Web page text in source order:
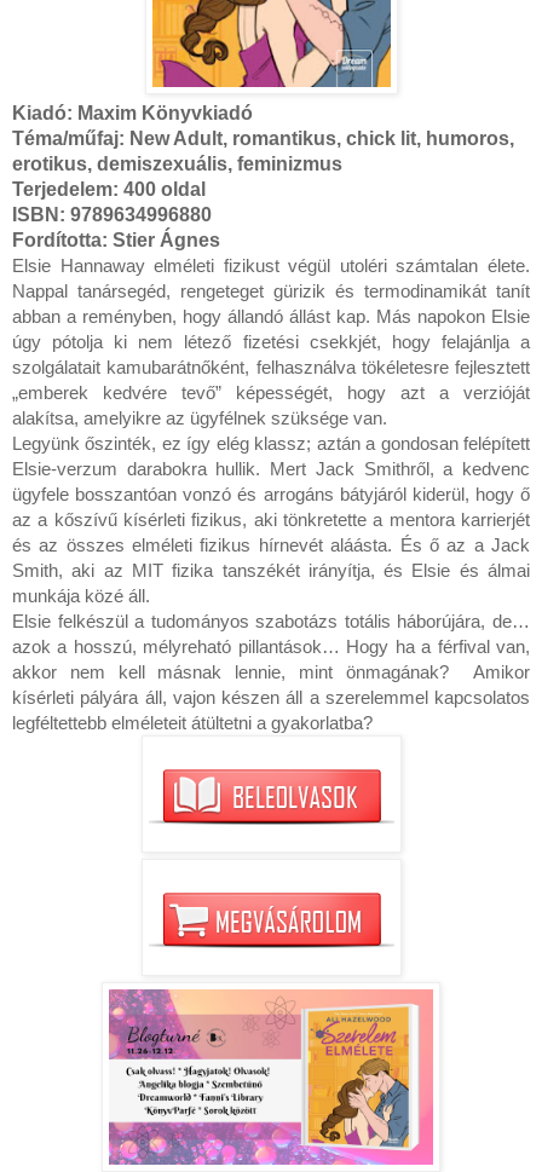
Kiadó: Maxim Könyvkiadó
Téma/műfaj: New Adult, romantikus, chick lit, humoros,
erotikus, demiszexuális, feminizmus
Terjedelem: 400 oldal
ISBN: 9789634996880
Fordította: Stier Ágnes
Elsie Hannaway elméleti fizikust végül utoléri számtalan élete.
Nappal tanársegéd, rengeteget gürizik és termodinamikát tanít
abban a reményben, hogy állandó állást kap. Más napokon Elsie
úgy pótolja ki nem létező fizetési csekkjét, hogy felajánlja a
szolgálatait kamubarátnőként, felhasználva tökéletesre fejlesztett
„emberek kedvére tevő” képességét, hogy azt a verzióját
alakítsa, amelyikre az ügyfélnek szüksége van.
Legyünk őszinték, ez így elég klassz; aztán a gondosan felépített
Elsie-verzum darabokra hullik. Mert Jack Smithről, a kedvenc
ügyfele bosszantóan vonzó és arrogáns bátyjáról kiderül, hogy ő
az a kőszívű kísérleti fizikus, aki tönkretette a mentora karrierjét
és az összes elméleti fizikus hírnevét aláásta. És ő az a Jack
Smith, aki az MIT fizika tanszékét irányítja, és Elsie és álmai
munkája közé áll.
Elsie felkészül a tudományos szabotázs totális háborújára, de…
azok a hosszú, mélyreható pillantások… Hogy ha a férfival van,
akkor nem kell másnak lennie, mint önmagának?  Amikor
kísérleti pályára áll, vajon készen áll a szerelemmel kapcsolatos